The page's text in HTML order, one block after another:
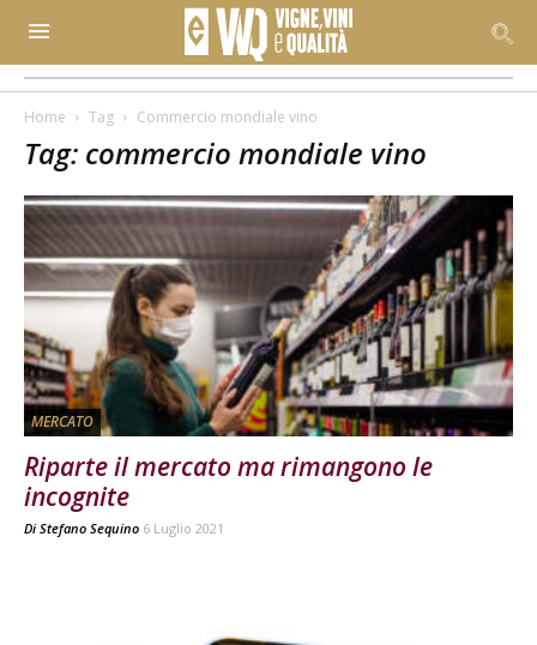
Home Tag Commercio mondiale vino
Tag: commercio mondiale vino
MERCATO
Riparte il mercato ma rimangono le
incognite
Di Stefano Sequino 6 Luglio 2021